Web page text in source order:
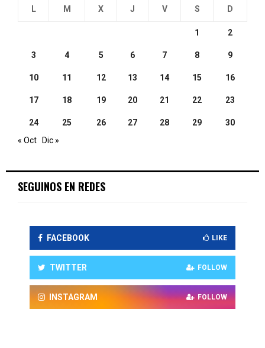
L M X J V S D
1 2
3 4 5 6 7 8 9
10 11 12 13 14 15 16
17 18 19 20 21 22 23
24 25 26 27 28 29
30
« Oct
Dic »
SEGUINOS EN REDES
FACEBOOK LIKE
TWITTER FOLLOW
INSTAGRAM FOLLOW